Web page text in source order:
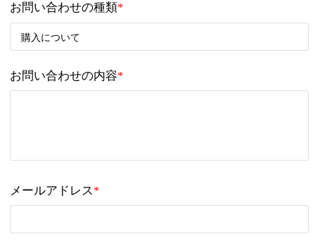
お問い合わせの種類*
お問い合わせの内容*
メールアドレス*